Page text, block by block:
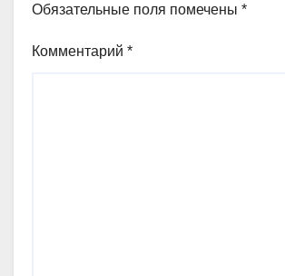
Обязательные поля помечены *
Комментарий *